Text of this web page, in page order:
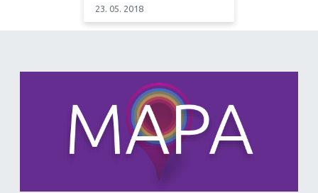
23. 05. 2018